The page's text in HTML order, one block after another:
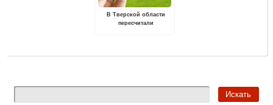
В Тверской области
пересчитали